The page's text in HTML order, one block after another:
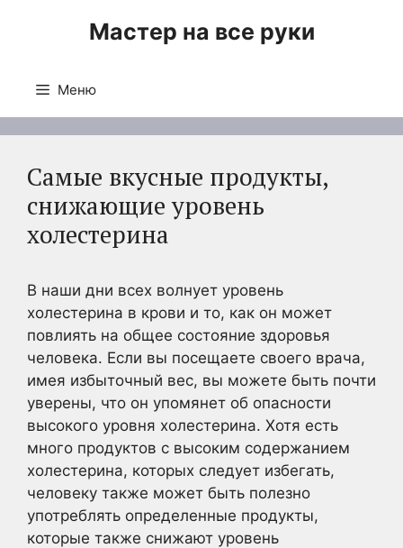
Мастер на все руки
Меню
Самые вкусные продукты,
снижающие уровень
холестерина
В наши дни всех волнует уровень
холестерина в крови и то, как он может
повлиять на общее состояние здоровья
человека. Если вы посещаете своего врача,
имея избыточный вес, вы можете быть почти
уверены, что он упомянет об опасности
высокого уровня холестерина. Хотя есть
много продуктов с высоким содержанием
холестерина, которых следует избегать,
человеку также может быть полезно
употреблять определенные продукты,
которые также снижают уровень